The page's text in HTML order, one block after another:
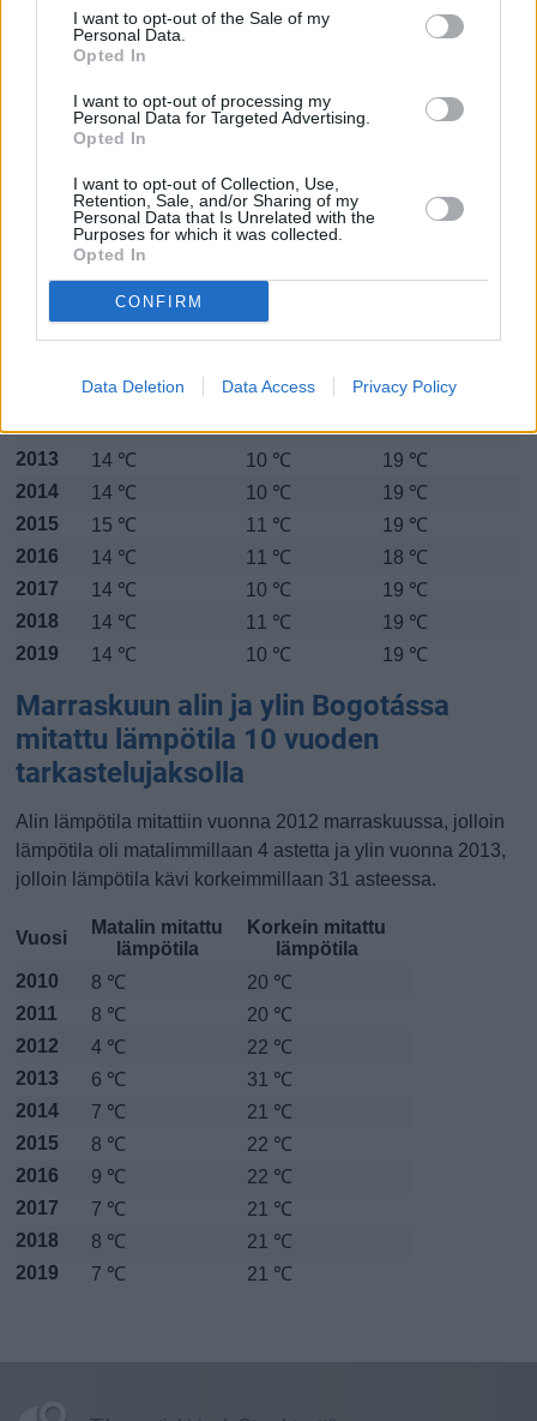
I want to opt-out of the Sale of my
Personal Data.
Opted In
I want to opt-out of processing my
Personal Data for Targeted Advertising.
Opted In
I want to opt-out of Collection, Use,
Retention, Sale, and/or Sharing of my
Personal Data that Is Unrelated with the
Purposes for which it was collected.
Opted In
CONFIRM
Data Deletion Data Access Privacy Policy
Kiinnostavatko sademäärät?
aikaisempina vuosina.
Marraskuun keskilämpötila Bogotássa
10 vuoden tarkastelujaksolla
Mikä on Bogotán tavanomainen lämpötila marraskuussa.
Vuorokauden
keskilämpötila
Alin
keskimäärin
Ylin
13 ℃ 11 ℃
17 ℃
2012
14 ℃ 9 ℃
19 ℃
2013
14 ℃ 10 ℃
19 ℃
2014
14 ℃ 10 ℃
19 ℃
2015
15 ℃ 11 ℃
19 ℃
2016
14 ℃ 11 ℃
18 ℃
2017
14 ℃ 10 ℃
19 ℃
2018
14 ℃ 11 ℃
19 ℃
2019
14 ℃ 10 ℃ 19 ℃
Marraskuun alin ja ylin Bogotássa
mitattu lämpötila 10 vuoden
tarkastelujaksolla
Alin lämpötila mitattiin vuonna 2012 marraskuussa, jolloin
lämpötila oli matalimmillaan 4 astetta ja ylin vuonna 2013,
jolloin lämpötila kävi korkeimmillaan 31 asteessa.
Vuosi
Matalin mitattu
lämpötila
Korkein mitattu
lämpötila
2010
8 ℃
20 ℃
2011
8 ℃
20 ℃
2012
4 ℃
22 ℃
2013
6 ℃
31 ℃
2014
7 ℃
21 ℃
2015
8 ℃
22 ℃
2016
9 ℃
22 ℃
2017
7 ℃
21 ℃
2018
8 ℃
21 ℃
2019
7 ℃ 21 ℃